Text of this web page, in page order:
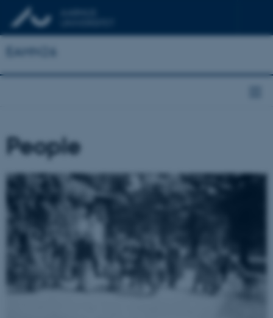
EAHN26
People